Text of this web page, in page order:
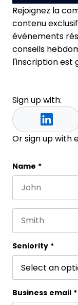
Rejoignez la
contenu
événements
conseils
l'inscription est
Sign up with:
Or sign up with
Phone
This field is for
Name *
Seniority *
Business email *